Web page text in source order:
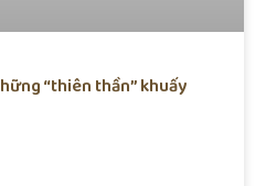
“thiên thần” khuấy